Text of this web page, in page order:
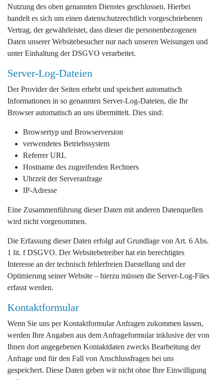
Nutzung des oben genannten Dienstes geschlossen. Hierbei
handelt es sich um einen datenschutzrechtlich vorgeschriebenen
Vertrag, der gewährleistet, dass dieser die personenbezogenen
Daten unserer Websitebesucher nur nach unseren Weisungen und
unter Einhaltung der DSGVO verarbeitet.
Server-Log-Dateien
Der Provider der Seiten erhebt und speichert automatisch
Informationen in so genannten Server-Log-Dateien, die Ihr
Browser automatisch an uns übermittelt. Dies sind:
Browsertyp und Browserversion
verwendetes Betriebssystem
Referrer URL
Hostname des zugreifenden Rechners
Uhrzeit der Serveranfrage
IP-Adresse
Eine Zusammenführung dieser Daten mit anderen Datenquellen
wird nicht vorgenommen.
Die Erfassung dieser Daten erfolgt auf Grundlage von Art. 6 Abs.
1 lit. f DSGVO. Der Websitebetreiber hat ein berechtigtes
Interesse an der technisch fehlerfreien Darstellung und der
Optimierung seiner Website – hierzu müssen die Server-Log-Files
erfasst werden.
Kontaktformular
Wenn Sie uns per Kontaktformular Anfragen zukommen lassen,
werden Ihre Angaben aus dem Anfrageformular inklusive der von
Ihnen dort angegebenen Kontaktdaten zwecks Bearbeitung der
Anfrage und für den Fall von Anschlussfragen bei uns
gespeichert. Diese Daten geben wir nicht ohne Ihre Einwilligung